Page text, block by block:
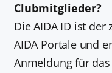
Clubmitglieder?
Die AIDA ID ist
AIDA Portale und
Anmeldung für